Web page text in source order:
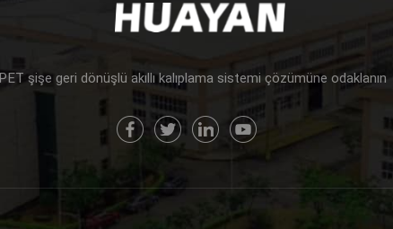
PET şişe geri dönüşlü akıllı kalıplama sistemi çözümüne odaklanın